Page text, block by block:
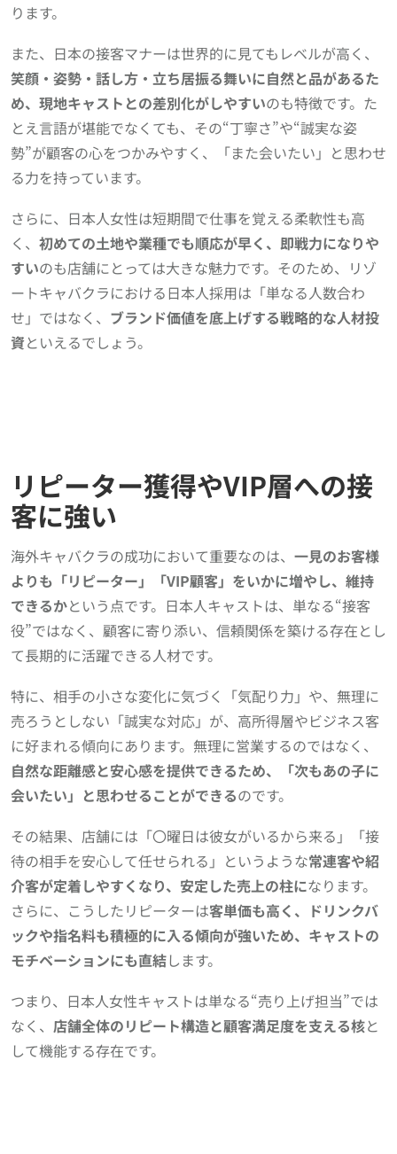
ります。
また、日本の接客マナーは世界的に見てもレベルが高く、
笑顔・姿勢・話し方・立ち居振る舞いに自然と品があるた
め、現地キャストとの差別化がしやすいのも特徴です。た
とえ言語が堪能でなくても、その“丁寧さ”や“誠実な姿
勢”が顧客の心をつかみやすく、「また会いたい」と思わせ
る力を持っています。
さらに、日本人女性は短期間で仕事を覚える柔軟性も高
く、 初めての土地や業種でも順応が早く、即戦力になりや
すいのも店舗にとっては大きな魅力です。そのため、リゾ
ートキャバクラにおける日本人採用は「単なる人数合わ
せ」ではなく、 ブランド価値を底上げする戦略的な人材投
資といえるでしょう。
リピーター獲得やVIP層への接
客に強い
海外キャバクラの成功において重要なのは、 一見のお客様
よりも「リピーター」「VIP顧客」をいかに増やし、維持
できるかという点です。日本人キャストは、単なる“接客
役”ではなく、顧客に寄り添い、信頼関係を築ける存在とし
て長期的に活躍できる人材です。
特に、相手の小さな変化に気づく「気配り力」や、無理に
売ろうとしない「誠実な対応」が、高所得層やビジネス客
に好まれる傾向にあります。無理に営業するのではなく、
自然な距離感と安心感を提供できるため、「次もあの子に
会いたい」と思わせることができるのです。
その結果、店舗には「〇曜日は彼女がいるから来る」「接
待の相手を安心して任せられる」というような常連客や紹
介客が定着しやすくなり、安定した売上の柱になります。
さらに、こうしたリピーターは客単価も高く、ドリンクバ
ックや指名料も積極的に入る傾向が強いため、キャストの
モチベーションにも直結します。
つまり、日本人女性キャストは単なる“売り上げ担当”では
なく、 店舗全体のリピート構造と顧客満足度を支える核と
して機能する存在です。